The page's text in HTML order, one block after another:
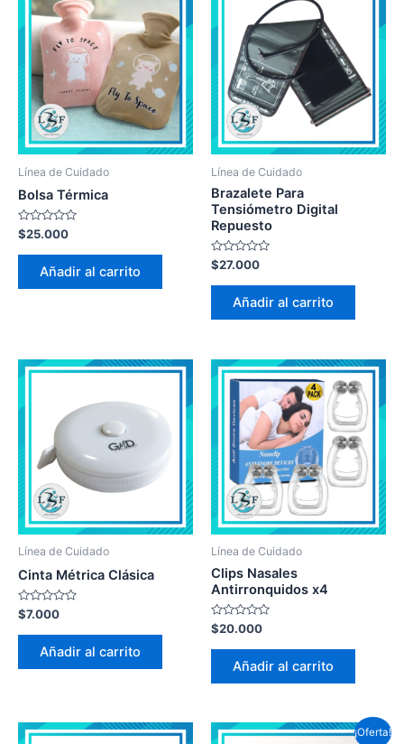
Línea de Cuidado
Bolsa Térmica
Valorado
en
0
$25.000
Añadir al carrito
Línea de Cuidado
Brazalete Para
Tensiómetro Digital
Repuesto
Valorado
en
0
$27.000
Añadir al carrito
Línea de Cuidado
Cinta Métrica Clásica
Valorado
en
0
$7.000
Añadir al carrito
Línea de Cuidado
Clips Nasales
Antirronquidos x4
Valorado
en
0
$20.000
Añadir al carrito
¡Oferta!